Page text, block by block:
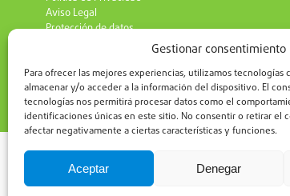
Gestionar consentimiento
Para ofrecer las mejores experiencias, utilizamos tecnologías
almacenar y/o acceder a la información del dispositivo. El
tecnologías nos permitirá procesar datos como el
identificaciones únicas en este sitio. No consentir o retirar el
afectar negativamente a ciertas características y funciones.
Aceptar Denegar
Aviso Legal
Protección de datos